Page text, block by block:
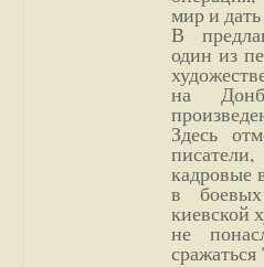
мир и
В
один из
на
Здесь
кадровые
в
киевской
не
сражаться